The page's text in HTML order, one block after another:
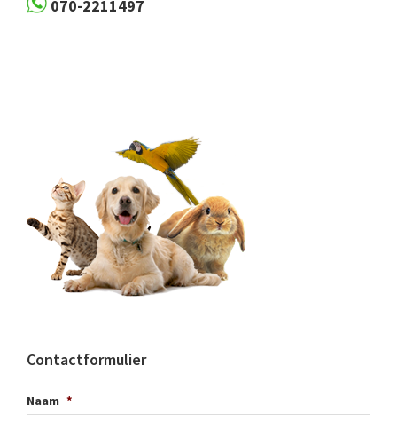
070-2211497
Contactformulier
Naam *